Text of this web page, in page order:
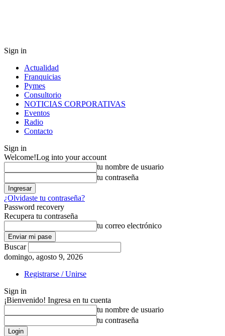
Sign in
Actualidad
Franquicias
Pymes
Consultorio
NOTICIAS CORPORATIVAS
Eventos
Radio
Contacto
Sign in
Welcome!Log into your account
tu nombre de usuario
tu contraseña
¿Olvidaste tu contraseña?
Password recovery
Recupera tu contraseña
tu correo electrónico
Buscar
domingo, agosto 9, 2026
Registrarse / Unirse
Sign in
¡Bienvenido! Ingresa en tu cuenta
tu nombre de usuario
tu contraseña